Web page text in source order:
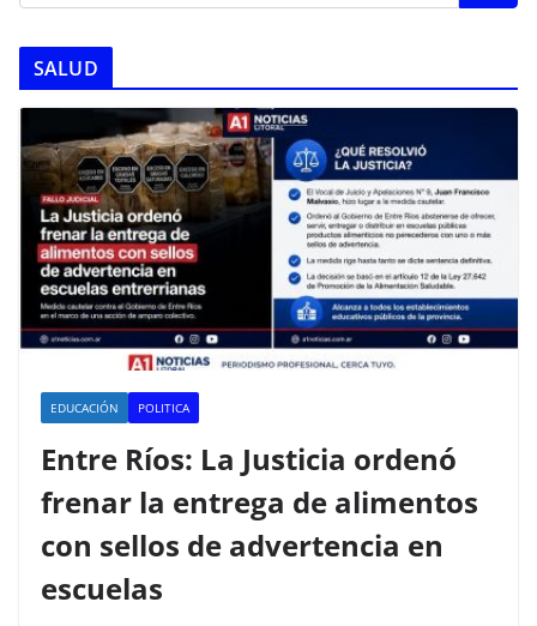
SALUD
EDUCACIÓN POLITICA
Entre Ríos: La Justicia ordenó
frenar la entrega de alimentos
con sellos de advertencia en
escuelas